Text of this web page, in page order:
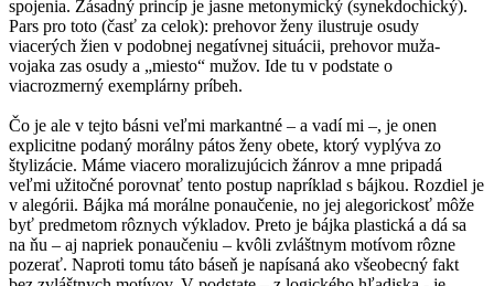
spojenia. Zásadný princíp je jasne metonymický (synekdochický).
Pars pro toto (časť za celok): prehovor ženy ilustruje osudy
viacerých žien v podobnej negatívnej situácii, prehovor muža-
vojaka zas osudy a „miesto“ mužov. Ide tu v podstate o
viacrozmerný exemplárny príbeh.
Čo je ale v tejto básni veľmi markantné – a vadí mi –, je onen
explicitne podaný morálny pátos ženy obete, ktorý vyplýva zo
štylizácie. Máme viacero moralizujúcich žánrov a mne pripadá
veľmi užitočné porovnať tento postup napríklad s bájkou. Rozdiel je
v alegórii. Bájka má morálne ponaučenie, no jej alegorickosť môže
byť predmetom rôznych výkladov. Preto je bájka plastická a dá sa
na ňu – aj napriek ponaučeniu – kvôli zvláštnym motívom rôzne
pozerať. Naproti tomu táto báseň je napísaná ako všeobecný fakt